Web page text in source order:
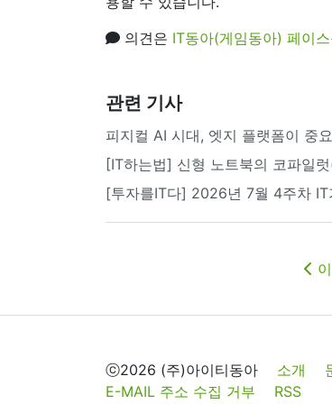
의견은 IT동아(게임동아) 페이
관련 기사
피지컬 AI 시대, 엣지 플랫폼이 중
[IT하는법] 신형 노트북의 코파일
[투자를IT다] 2026년 7월 4주차
ⓒ2026 (주)아이티동아 소개
E-MAIL 주소 수집 거부
RSS